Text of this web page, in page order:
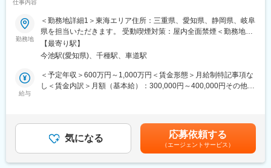
て育成を行います。過去にも未経験の方も多く入社していますの
でご安心ください。
■長期的な就業可能：現在は勤続年数20年と在籍している方も多
数おり年齢層も20歳～50歳とバランスよく活躍しています。自己
都合の退職も3~5％と大手日系メーカーと同様に非常に長く働け
る環境です。
■キャリアパス：機械だけでなく電気やIT・科学の知識も身に着け
ど積極的なキャリア構築が可能です。
変更の範囲：会社の定める業務
仕事内容
【はじめに】
今回は、放射性医薬品（診断薬）のMRを募集します。SPECT検
査やPET検査を中心とした核医学と呼ばれる画像診断に関わる
「放射性医薬品」の情報提供を行います。
【魅力ポイント】
■やりがい：
■PET検査：
PET検査は、現在注目されている、がんの診断・早期発見を可能
勤務地
＜勤務地詳細1＞東海エリア住所：三重県、愛知県、静岡県、岐阜
県を担当いただきます。 受動喫煙対策：屋内全面禁煙＜勤務地詳
細2＞名古屋支店住所：愛知県名古屋市千種区内山3丁目7番3号
（ＮＴＰプラザ千種内山5階）勤務地最寄駅：名古屋市営地下鉄東
める事業所（リモートワーク含む）
【最寄り駅】
今池駅(愛知県)、千種駅、車道駅
給与
＜予定年収＞600万円～1,000万円＜賃金形態＞月給制特記事項な
し＜賃金内訳＞月額（基本給）：300,000円～400,000円その他固
月、12月）■業績賞与：年1回（3月）※会社業績及び個人業績のタ
ーゲット100％達成の場合支給■昇給：年1回※深夜就業した場合
は、別途深夜手当支給賃金はあくまでも目安の金額であり、選考
を通じて上下する可能性があります。月給(月額)は固定手当を含め
気になる 応募依頼する
（エージェントサービス）